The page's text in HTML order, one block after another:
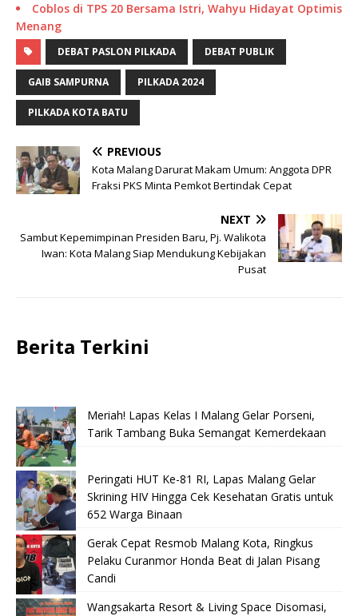
Coblos di TPS 20 Bersama Istri, Wahyu Hidayat Optimis
Menang
DEBAT PASLON PILKADA DEBAT PUBLIK
GAIB SAMPURNA PILKADA 2024
PILKADA KOTA BATU
PREVIOUS
Kota Malang Darurat Makam Umum: Anggota DPR
Fraksi PKS Minta Pemkot Bertindak Cepat
NEXT
Sambut Kepemimpinan Presiden Baru, Pj. Walikota
Iwan: Kota Malang Siap Mendukung Kebijakan
Pusat
Berita Terkini
Meriah! Lapas Kelas I Malang Gelar Porseni,
Tarik Tambang Buka Semangat Kemerdekaan
Peringati HUT Ke-81 RI, Lapas Malang Gelar
Skrining HIV Hingga Cek Kesehatan Gratis untuk
652 Warga Binaan
Gerak Cepat Resmob Malang Kota, Ringkus
Pelaku Curanmor Honda Beat di Jalan Pisang
Candi
Wangsakarta Resort & Living Space Disomasi,